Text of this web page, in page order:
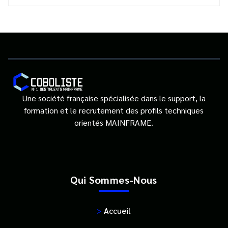
Une société française spécialisée dans le support, la
formation et le recrutement des profils techniques
orientés MAINFRAME.
Qui Sommes-Nous
> Accueil